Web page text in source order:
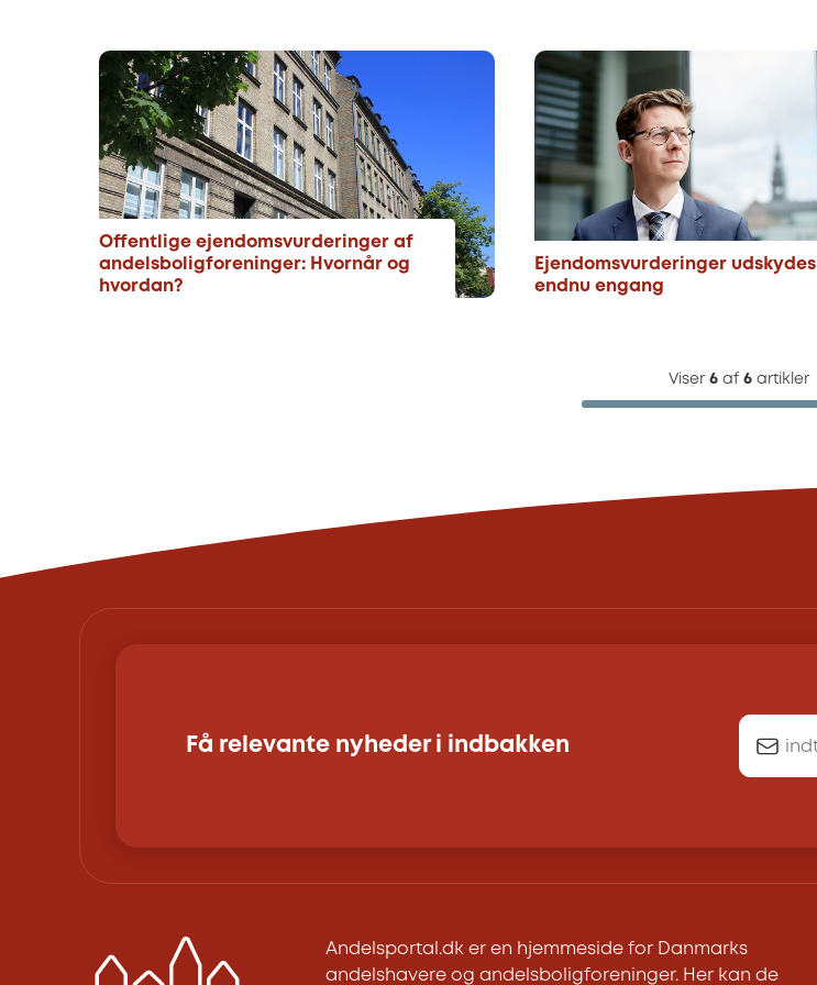
Offentlige ejendomsvurderinger af
andelsboligforeninger: Hvornår og
hvordan?
Ejendomsvurderinger udskydes
endnu engang
Viser 6 af 6 artikler
Få relevante nyheder i indbakken
Andelsportal.dk er en hjemmeside for Danmarks
andelshavere og andelsboligforeninger. Her kan de